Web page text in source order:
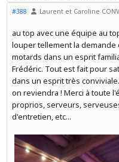
#388 Laurent et Caroline
au top avec une équipe au
louper tellement la demande
motards dans un esprit
Frédéric. Tout est fait pour
dans un esprit très
on reviendra ! Merci à toute
proprios, serveurs,
d'entretien, etc...